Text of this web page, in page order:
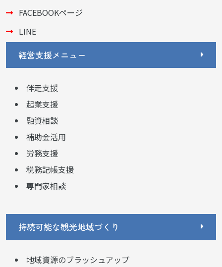
FACEBOOKページ
LINE
経営支援メニュー
伴走支援
起業支援
融資相談
補助金活用
労務支援
税務記帳支援
専門家相談
持続可能な観光地域づくり
地域資源のブラッシュアップ